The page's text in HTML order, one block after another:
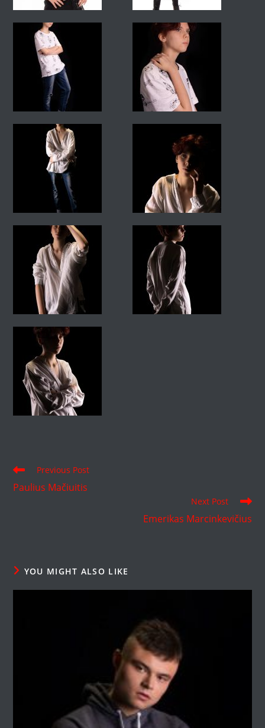
Read
more
articles
Previous Post
Paulius Mačiuitis
Next Post
Emerikas Marcinkevičius
YOU MIGHT ALSO LIKE